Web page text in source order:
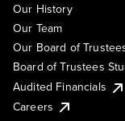
Our History
Our Team
Our Board of
Board of Trustees
Audited Financials
Careers